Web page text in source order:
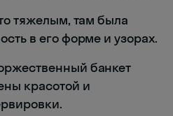
тяжелым, там была
в его форме и узорах.
банкет
красотой и